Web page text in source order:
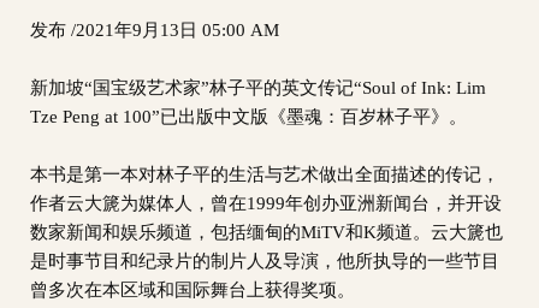
发布 /2021年9月13日 05:00 AM
新加坡“国宝级艺术家”林子平的英文传记“Soul of Ink: Lim
Tze Peng at 100”已出版中文版《墨魂：百岁林子平》。
本书是第一本对林子平的生活与艺术做出全面描述的传记，
作者云大篪为媒体人，曾在1999年创办亚洲新闻台，并开设
数家新闻和娱乐频道，包括缅甸的MiTV和K频道。云大篪也
是时事节目和纪录片的制片人及导演，他所执导的一些节目
曾多次在本区域和国际舞台上获得奖项。